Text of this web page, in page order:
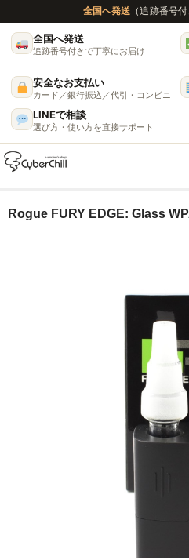
全国へ発送 （追跡番号付
全国へ発送
追跡番号付きで丁寧にお届け
安全なお支払い
カード／銀行振込／代引・コンビニ
LINEで相談
選び方・使い方を直接サポート
ガイド
グラインダー完全ガイド
挽き方で味が変わる理由
シーシャ炭の選び方
BFG Dani（バッテリー不要ヴ
Rogue FURY EDGE: Glass